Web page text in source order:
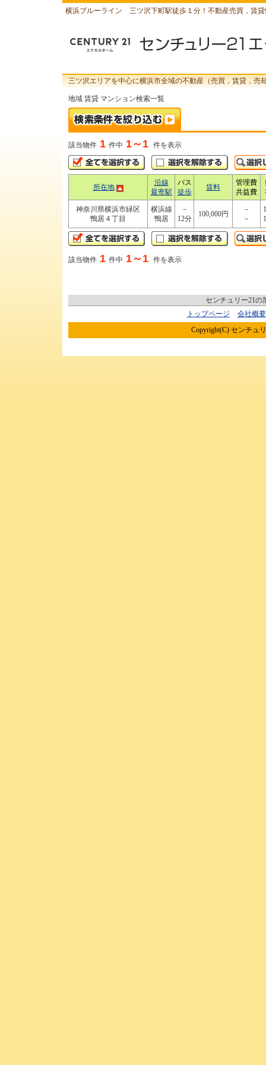
横浜ブルーライン 三ツ沢下町駅徒歩１分！不動産売買，賃
三ツ沢エリアを中心に横浜市全域の不動産（売買，賃貸，
地域 賃貸 マンション検索一覧
該当物件 1 件中 1～1 件を表示
所在地
沿線
最寄駅
バス
徒歩
賃料
管理費
共益費
神奈川県横浜市緑区
鴨居４丁目
横浜線
鴨居
－
12分
100,000円
－
－
該当物件 1 件中 1～1 件を表示
センチュリー21の
トップページ
会社概要
Copyright(C) センチュ